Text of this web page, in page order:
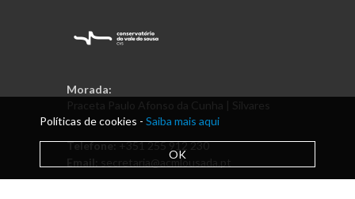
Morada:
Praceta Paulo Afonso da Cunha | Silvares
Telefone:+351 255 912 230
Email:
secretaria@acmlousada.pt
Políticas de cookies - Saiba mais aqui
OK